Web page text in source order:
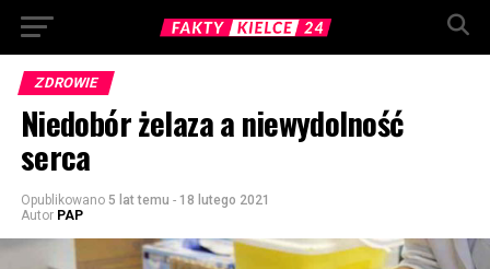
ZDROWIE
Niedobór żelaza a niewydolność
serca
Opublikowano 5 lat temu - 18 lutego 2021
Autor PAP